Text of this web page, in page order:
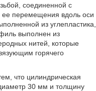
соединенной с
ее перемещения вдоль оси
из углепластика,
выполнен из
нитей, которые
горячего
что цилиндрическая
30 мм и толщину